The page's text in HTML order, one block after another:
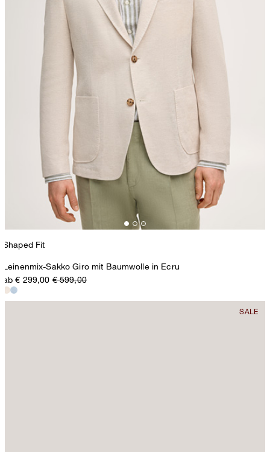
Shaped Fit
Leinenmix-Sakko Giro mit Baumwolle in Ecru
ab € 299,00 € 599,00